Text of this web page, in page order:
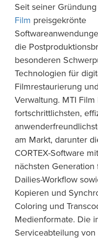
Seit seiner
Film preisgekrönte
die
besonderen
Technologien für
Filmrestaurierung
Verwaltung. MTI
fortschrittlichsten,
am Markt, darunter
CORTEX-Software
nächsten
Dailies-Workflow
Kopieren und
Coloring und
Medienformate. Die
Serviceabteilung